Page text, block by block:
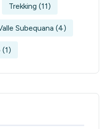
Trekking (11)
Subequana (4)
(1)